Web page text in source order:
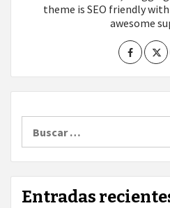
theme is SEO friendly
awesome
Entradas